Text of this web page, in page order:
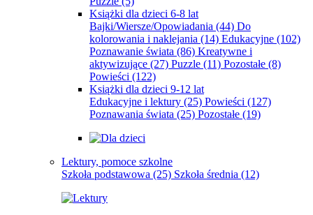
Książki dla dzieci 6-8 lat
Bajki/Wiersze/Opowiadania (44) Do
kolorowania i naklejania (14) Edukacyjne (102)
Poznawanie świata (86) Kreatywne i
aktywizujące (27) Puzzle (11) Pozostałe (8)
Powieści (122)
Książki dla dzieci 9-12 lat
Edukacyjne i lektury (25) Powieści (127)
Poznawania świata (25) Pozostałe (19)
Lektury, pomoce szkolne
Szkoła podstawowa (25) Szkoła średnia (12)